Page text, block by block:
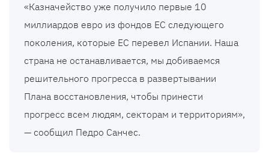
«Казначейство уже получило первые 10
миллиардов евро из фондов ЕС следующего
поколения, которые ЕС перевел Испании. Наша
страна не останавливается, мы добиваемся
решительного прогресса в развертывании
Плана восстановления, чтобы принести
прогресс всем людям, секторам и территориям»,
— сообщил Педро Санчес.